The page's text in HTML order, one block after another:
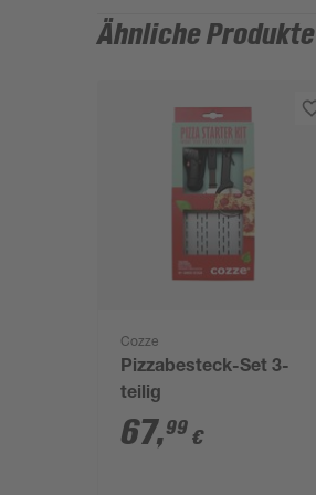
Ähnliche Produkte
Cozze
Pizzabesteck-Set 3-
teilig
67,99 €